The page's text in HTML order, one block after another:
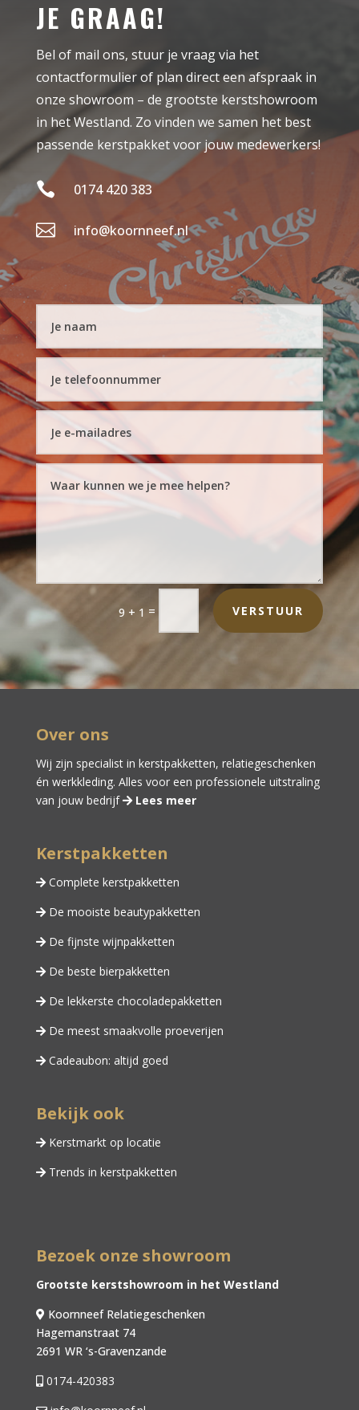
JE GRAAG!
Bel of mail ons, stuur je vraag via het
contactformulier of plan direct een afspraak in
onze showroom – de grootste kerstshowroom
in het Westland. Zo vinden we samen het best
passende kerstpakket voor jouw medewerkers!
 0174 420 383
 info@koornneef.nl
9 + 1 = VERSTUUR
Over ons
Wij zijn specialist in kerstpakketten, relatiegeschenken
én werkkleding. Alles voor een professionele uitstraling
van jouw bedrijf
Lees meer
Kerstpakketten
Complete kerstpakketten
De mooiste beautypakketten
De fijnste wijnpakketten
De beste bierpakketten
De lekkerste chocoladepakketten
De meest smaakvolle proeverijen
Cadeaubon: altijd goed
Bekijk ook
Kerstmarkt op locatie
Trends in kerstpakketten
Bezoek onze showroom
Grootste kerstshowroom in het Westland
Koornneef Relatiegeschenken
Hagemanstraat 74
2691 WR ‘s-Gravenzande
0174-420383